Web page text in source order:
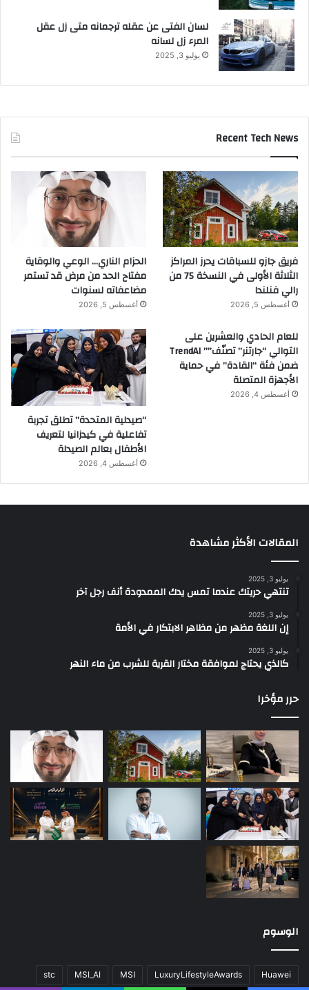
لسان الفتى عن عقله ترجمانه متى زل عقل
المرء زل لسانه
يوليو 3, 2025
Recent Tech News
فريق جازو للسباقات يحرز المراكز
الثلاثة الأولى في النسخة 75 من
رالي فنلندا
أغسطس 5, 2026
الحزام الناري… الوعي والوقاية
مفتاح الحد من مرض قد تستمر
مضاعفاته لسنوات
أغسطس 5, 2026
للعام الحادي والعشرين على
التوالي “جارتنر” تصنّف”” TrendAI
ضمن فئة “القادة” في حماية
الأجهزة المتصلة
أغسطس 4, 2026
“صيدلية المتحدة” تطلق تجربة
تفاعلية في كيدزانيا لتعريف
الأطفال بعالم الصيدلة
أغسطس 4, 2026
المقالات الأكثر مشاهدة
يوليو 3, 2025
تنتهي حريتك عندما تمس يدك الممدودة أنف رجل آخر
يوليو 3, 2025
إن اللغة مظهر من مظاهر الابتكار في الأمة
يوليو 3, 2025
كالذي يحتاج لموافقة مختار القرية للشرب من ماء النهر
حرر مؤخرا
الوسوم
Huawei
LuxuryLifestyleAwards
MSI
MSI_AI
stc